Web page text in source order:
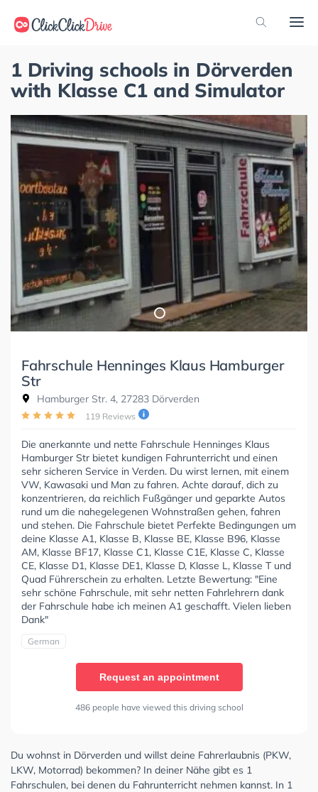
1 Driving schools in Dörverden
with Klasse C1 and Simulator
Fahrschule Henninges Klaus Hamburger
Str
Hamburger Str. 4, 27283 Dörverden
119 Reviews
Die anerkannte und nette Fahrschule Henninges Klaus
Hamburger Str bietet kundigen Fahrunterricht und einen
sehr sicheren Service in Verden. Du wirst lernen, mit einem
VW, Kawasaki und Man zu fahren. Achte darauf, dich zu
konzentrieren, da reichlich Fußgänger und geparkte Autos
rund um die nahegelegenen Wohnstraßen gehen, fahren
und stehen. Die Fahrschule bietet Perfekte Bedingungen um
deine Klasse A1, Klasse B, Klasse BE, Klasse B96, Klasse
AM, Klasse BF17, Klasse C1, Klasse C1E, Klasse C, Klasse
CE, Klasse D1, Klasse DE1, Klasse D, Klasse L, Klasse T und
Quad Führerschein zu erhalten. Letzte Bewertung: "Eine
sehr schöne Fahrschule, mit sehr netten Fahrlehrern dank
der Fahrschule habe ich meinen A1 geschafft. Vielen lieben
Dank"
German
Request an appointment
486 people have viewed this driving school
Du wohnst in Dörverden und willst deine Fahrerlaubnis (PKW,
LKW, Motorrad) bekommen? In deiner Nähe gibt es 1
Fahrschulen, bei denen du Fahrunterricht nehmen kannst. In 1